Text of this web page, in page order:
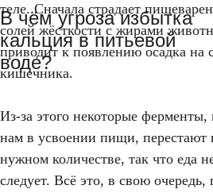
В чём угроза избытка
кальция в питьевой
воде?
теле. Сначала страдает
солей жёсткости с жирами
приводит к появлению осадка на
кишечника.
Из-за этого некоторые
нам в усвоении пищи, перестают
нужном количестве, так что еда
следует. Всё это, в свою очередь,